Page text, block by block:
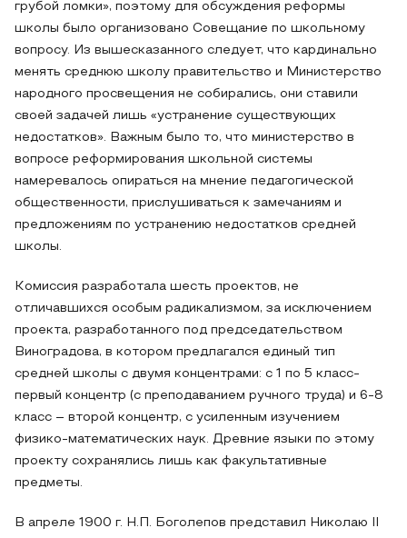
грубой ломки», поэтому для обсуждения реформы
школы было организовано Совещание по школьному
вопросу. Из вышесказанного следует, что кардинально
менять среднюю школу правительство и Министерство
народного просвещения не собирались, они ставили
своей задачей лишь «устранение существующих
недостатков». Важным было то, что министерство в
вопросе реформирования школьной системы
намеревалось опираться на мнение педагогической
общественности, прислушиваться к замечаниям и
предложениям по устранению недостатков средней
школы.
Комиссия разработала шесть проектов, не
отличавшихся особым радикализмом, за исключением
проекта, разработанного под председательством
Виноградова, в котором предлагался единый тип
средней школы с двумя концентрами: с 1 по 5 класс-
первый концентр (с преподаванием ручного труда) и 6-8
класс – второй концентр, с усиленным изучением
физико-математических наук. Древние языки по этому
проекту сохранялись лишь как факультативные
предметы.
В апреле 1900 г. Н.П. Боголепов представил Николаю II